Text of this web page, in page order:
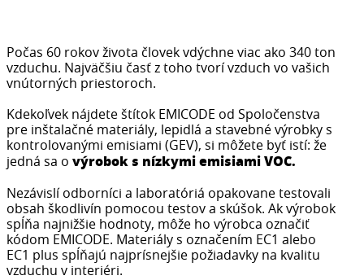
Počas 60 rokov života človek vdýchne viac ako 340 ton
vzduchu. Najväčšiu časť z toho tvorí vzduch vo vašich
vnútorných priestoroch.
Kdekoľvek nájdete štítok EMICODE od Spoločenstva
pre inštalačné materiály, lepidlá a stavebné výrobky s
kontrolovanými emisiami (GEV), si môžete byť istí: že
jedná sa o výrobok s nízkymi emisiami VOC.
Nezávislí odborníci a laboratóriá opakovane testovali
obsah škodlivín pomocou testov a skúšok. Ak výrobok
spĺňa najnižšie hodnoty, môže ho výrobca označiť
kódom EMICODE. Materiály s označením EC1 alebo
EC1 plus spĺňajú najprísnejšie požiadavky na kvalitu
vzduchu v interiéri.